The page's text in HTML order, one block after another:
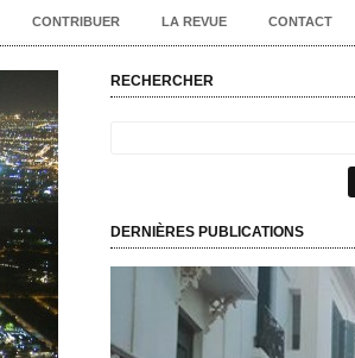
CONTRIBUER LA REVUE CONTACT
RECHERCHER
DERNIÈRES PUBLICATIONS